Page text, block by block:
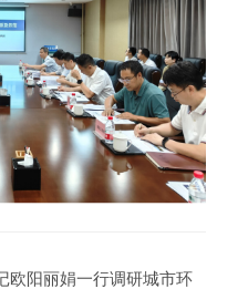
欧阳丽娟一行调研城市环